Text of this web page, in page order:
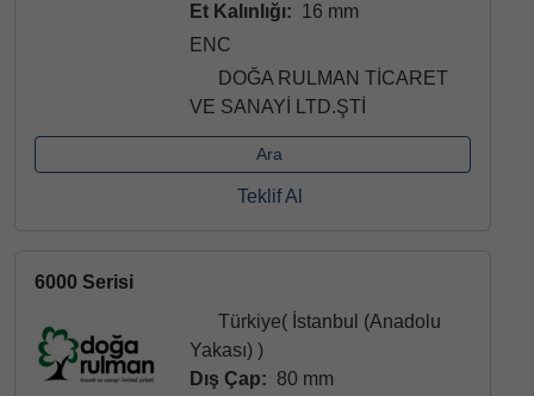
Et Kalınlığı: 16 mm
ENC
DOĞA RULMAN TİCARET
VE SANAYİ LTD.ŞTİ
Ara
Teklif Al
6000 Serisi
Türkiye( İstanbul (Anadolu
Yakası) )
Dış Çap: 80 mm